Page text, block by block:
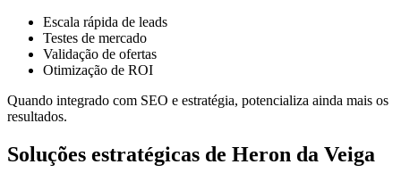
Escala rápida de leads
Testes de mercado
Validação de ofertas
Otimização de ROI
Quando integrado com SEO e estratégia, potencializa ainda mais os
resultados.
Soluções estratégicas de Heron da Veiga